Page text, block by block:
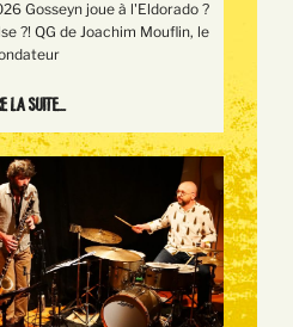
Gosseyn joue à l'Eldorado ?
?! QG de Joachim Mouflin, le
la suite...